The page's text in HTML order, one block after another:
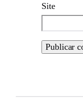
Site